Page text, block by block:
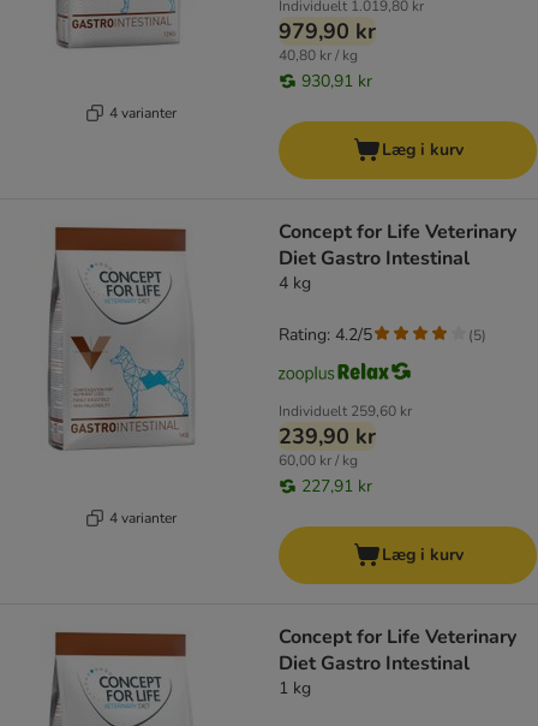
4 varianter
Individuelt 1.019,80 kr
979,90 kr
40,80 kr / kg
930,91 kr
Læg i kurv
4 varianter
Concept for Life Veterinary
Diet Gastro Intestinal
4 kg
Individuelt 259,60 kr
239,90 kr
60,00 kr / kg
227,91 kr
Rating: 4.2/5 (5)
Læg i kurv
Concept for Life Veterinary
Diet Gastro Intestinal
1 kg